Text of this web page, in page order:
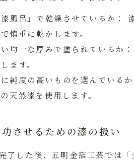
風呂」で乾燥させているか：
慎重に乾かします。
均一な厚みで塗られているか：
ます。
純度の高いものを選んでいるか
天然漆を使用します。
させるための漆の扱い
了した後、五明金箔工芸では